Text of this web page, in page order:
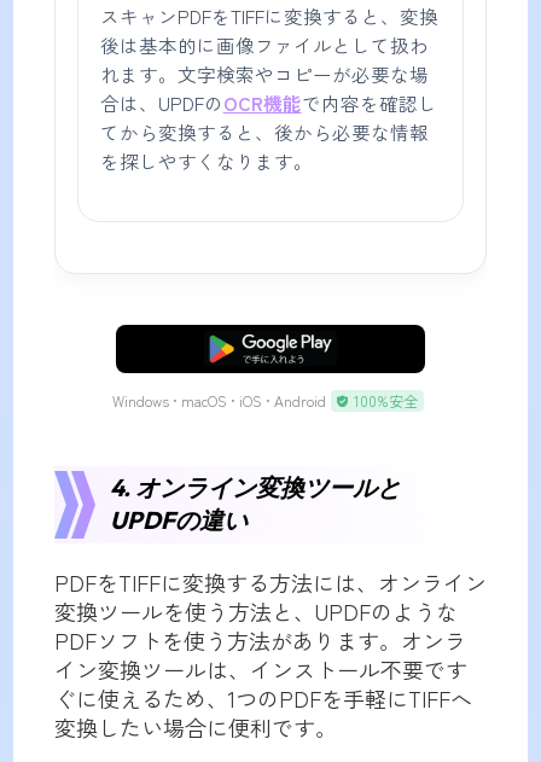
スキャンPDFをTIFFに変換すると、変換
後は基本的に画像ファイルとして扱わ
れます。文字検索やコピーが必要な場
合は、UPDFのOCR機能で内容を確認し
てから変換すると、後から必要な情報
を探しやすくなります。
無料ダウンロード
Windows • macOS • iOS • Android 100%安全
4. オンライン変換ツールと
UPDFの違い
PDFをTIFFに変換する方法には、オンライン
変換ツールを使う方法と、UPDFのような
PDFソフトを使う方法があります。オンラ
イン変換ツールは、インストール不要です
ぐに使えるため、1つのPDFを手軽にTIFFへ
変換したい場合に便利です。